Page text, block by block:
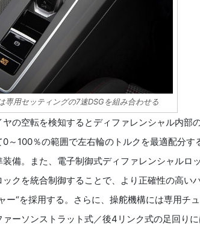
用セッティングの7速DSGを組み合わせる
の空転を検知するとディファレンシャル内部
～100％の範囲で左右輪のトルクを最適配分す
備。また、電子制御式ディファレンシャルロ
クを統合制御することで、より正確性の高い
ー“を採用する。さらに、操舵機構には専用チ
ーソンストラット式／後4リンク式の足回り